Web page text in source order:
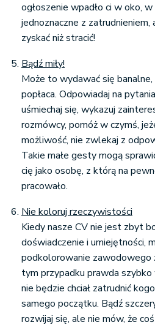
ogłoszenie wpadło ci w oko,
jednoznaczne z zatrudnieniem,
zyskać niż stracić!
Bądź miły!
Może to wydawać się banalne,
popłaca. Odpowiadaj na
uśmiechaj się, wykazuj
rozmówcy, pomóż w czymś,
możliwość, nie zwlekaj z
Takie małe gesty mogą
cię jako osobę, z którą na
pracowało.
Nie koloruj rzeczywistości
Kiedy nasze CV nie jest zbyt
doświadczenie i umiejętności,
podkolorowanie zawodowego
tym przypadku prawda szybko
nie będzie chciał zatrudnić
samego początku. Bądź
rozwijaj się, ale nie mów, że